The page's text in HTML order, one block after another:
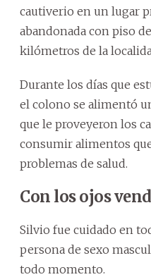
cautiverio en un lugar
abandonada con piso
kilómetros de la
Durante los días que
el colono se alimentó
que le proveyeron los
consumir alimentos
problemas de salud.
Con los ojos
Silvio fue cuidado en
persona de sexo
todo momento.